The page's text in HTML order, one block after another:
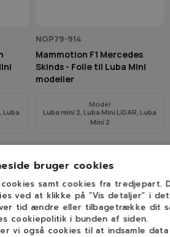
Luba
NGP79-914
Mammotion F1 Mercedes
Skinds - Folie til Luba Mini
modeller
Model
Luba mini 2, Luba Mini LiDAR, Luba
Mini 2
395,00 kr.
bruger cookies
samt cookies fra tredjepart.
ved at klikke på ”Vis detaljer” i
tid ændre eller tilbagetrække dit
cookiepolitik i bunden af siden.
vi også cookies til at indsamle